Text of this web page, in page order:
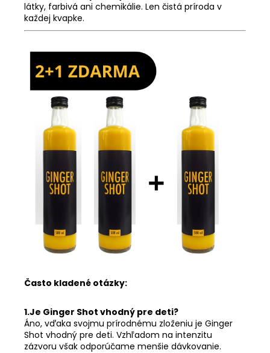
látky, farbivá ani chemikálie. Len čistá príroda v
každej kvapke.
Často kladené otázky:
1.Je Ginger Shot vhodný pre deti?
Áno, vďaka svojmu prírodnému zloženiu je Ginger
Shot vhodný pre deti. Vzhľadom na intenzitu
zázvoru však odporúčame menšie dávkovanie.